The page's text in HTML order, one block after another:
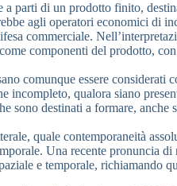
parti di un prodotto finito,
agli operatori economici di
commerciale.
componenti del prodotto,
comunque essere considerati
qualora siano
sono destinati a formare,
quale contemporaneità
Una recente pronuncia
e temporale, richiamando